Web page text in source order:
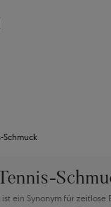
Schmuck
ist ein Synonym für zeitlose